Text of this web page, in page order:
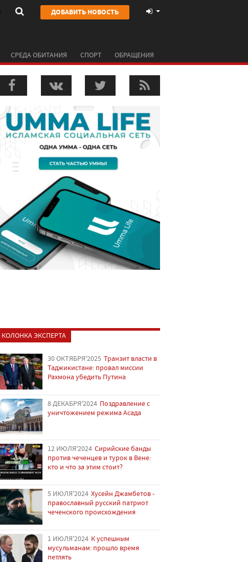
ДОБАВИТЬ НОВОСТЬ
СРЕДА ОБИТАНИЯ СПОРТ ОБРАЩЕНИЯ
КОЛОНКА ЭКСПЕРТА
30 ОКТЯБРЯ'2025 Транзит власти в
Таджикистане: провал миссии
Рахмона убедить Путина
8 ДЕКАБРЯ'2024 Поздравление с
уничтожением режима Асада
12 ИЮЛЯ'2024 Сирийские банды
против чеченцев и турок в Вене:
кто и что за этим стоит?
5 ИЮЛЯ'2024 Хусейн Джамбетов -
православный русский патриот
чеченского происхождения
1 ИЮЛЯ'2024 К успешным
мусульманам: прошло время
петлять